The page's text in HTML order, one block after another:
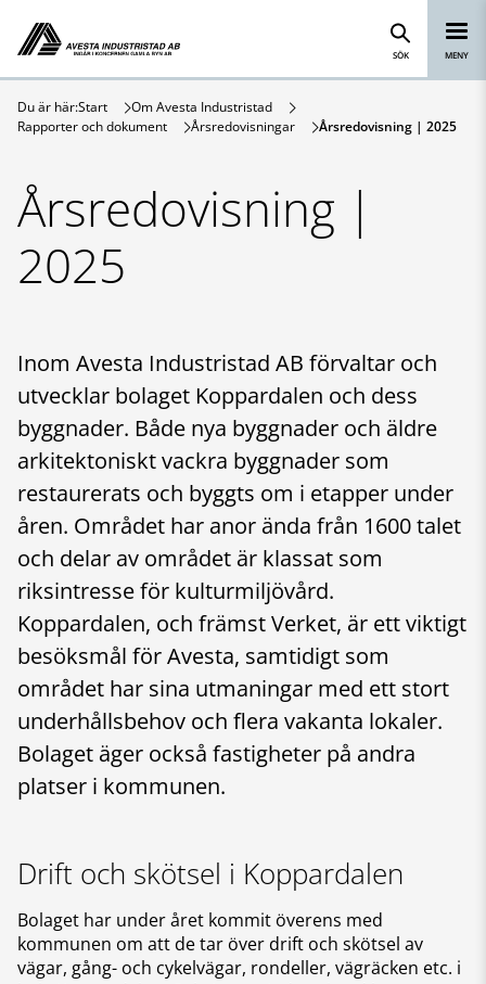
Hoppa till innehåll
Avesta Industristad
SÖK MENY
Du är här:Start
Om Avesta Industristad
Rapporter och dokument
Årsredovisningar Årsredovisning | 2025
Årsredovisning |
2025
Inom Avesta Industristad AB förvaltar och
utvecklar bolaget Koppardalen och dess
byggnader. Både nya byggnader och äldre
arkitektoniskt vackra byggnader som
restaurerats och byggts om i etapper under
åren. Området har anor ända från 1600 talet
och delar av området är klassat som
riksintresse för kulturmiljövård.
Koppardalen, och främst Verket, är ett viktigt
besöksmål för Avesta, samtidigt som
området har sina utmaningar med ett stort
underhållsbehov och flera vakanta lokaler.
Bolaget äger också fastigheter på andra
platser i kommunen.
Drift och skötsel i Koppardalen
Bolaget har under året kommit överens med
kommunen om att de tar över drift och skötsel av
vägar, gång- och cykelvägar, rondeller, vägräcken etc. i